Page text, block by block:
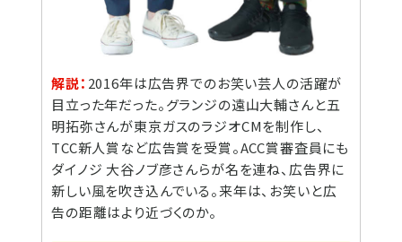
解説： 2016年は広告界でのお笑い芸人の活躍が
目立った年だった。グランジの遠山大輔さんと五
明拓弥さんが東京ガスのラジオCMを制作し、
TCC新人賞など広告賞を受賞。ACC賞審査員にも
ダイノジ 大谷ノブ彦さんらが名を連ね、広告界に
新しい風を吹き込んでいる。来年は、お笑いと広
告の距離はより近づくのか。